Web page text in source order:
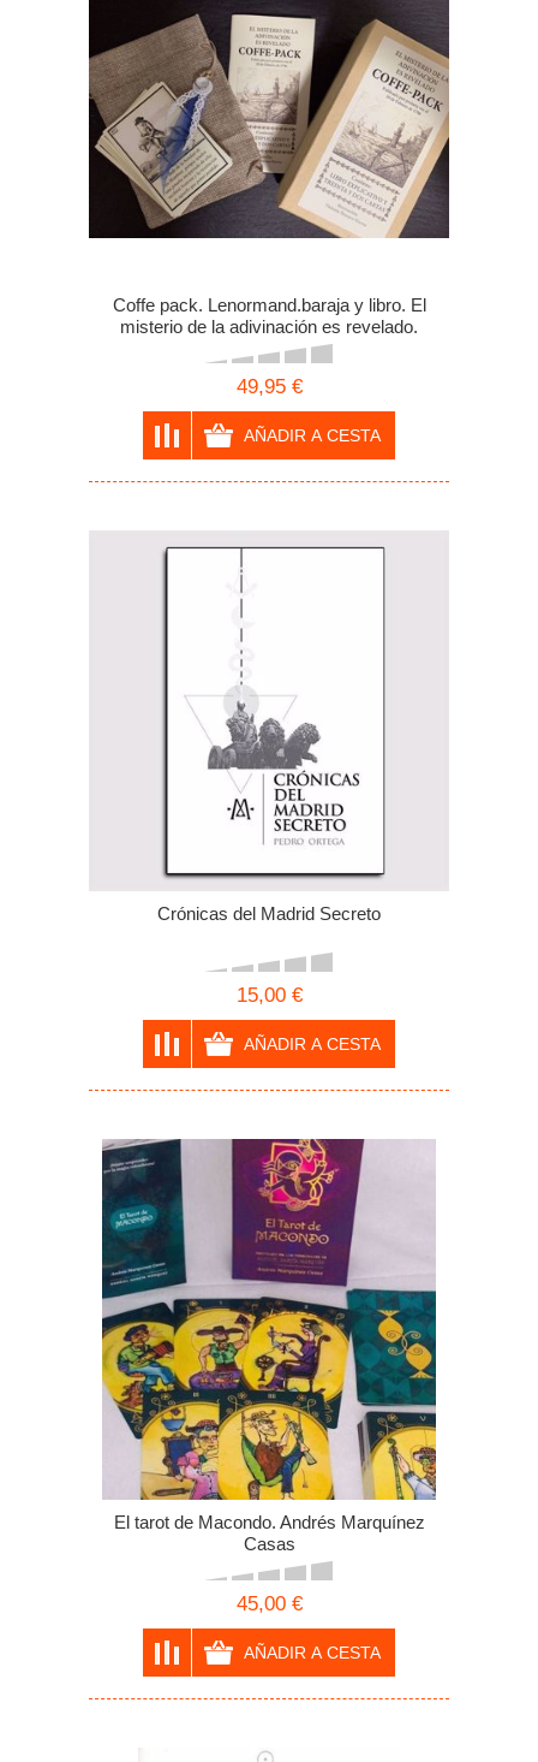
Coffe pack. Lenormand.baraja y libro. El
misterio de la adivinación es revelado.
49,95 €
Crónicas del Madrid Secreto
15,00 €
El tarot de Macondo. Andrés Marquínez
Casas
45,00 €